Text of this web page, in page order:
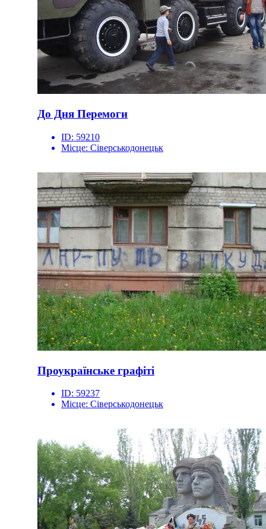
До Дня Перемоги
ID: 59210
Місце: Сіверськодонецьк
Проукраїнське графіті
ID: 59237
Місце: Сіверськодонецьк